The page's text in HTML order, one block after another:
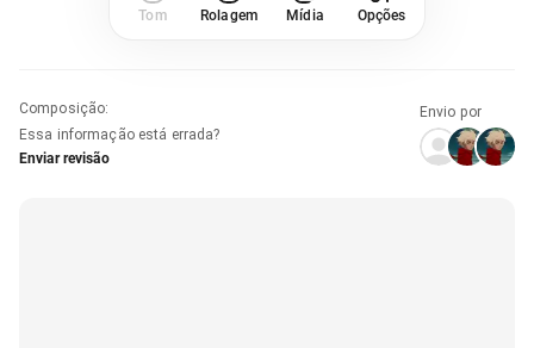
Tom Rolagem Mídia Opções
Composição:
Essa informação está errada?
Enviar revisão
Envio por